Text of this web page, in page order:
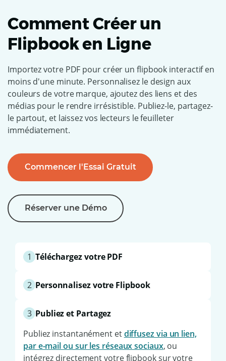
Comment Créer un
Flipbook en Ligne
Importez votre PDF pour créer un flipbook interactif en
moins d'une minute. Personnalisez le design aux
couleurs de votre marque, ajoutez des liens et des
médias pour le rendre irrésistible. Publiez-le, partagez-
le partout, et laissez vos lecteurs le feuilleter
immédiatement.
Commencer l'Essai Gratuit
Réserver une Démo
1 Téléchargez votre PDF
Glissez-déposez simplement votre fichier PDF
dans Paperturn. Votre flipbook est généré
aucune compétence technique requise.
2 Personnalisez votre Flipbook
Ajoutez votre logo, les couleurs de votre
marque et enrichissez votre publication avec
des liens cliquables, des images et des GIFs.
Faites-en un outil à votre image en quelques
clics.
3 Publiez et Partagez
Publiez instantanément etdiffusez via un lien,
par e-mail ou sur les réseaux sociaux, ou
intégrez directement votre flipbook sur votre